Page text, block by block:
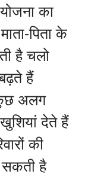
का
पिता के
है चलो
हैं
कुछ अलग
देते हैं
की
सकती है